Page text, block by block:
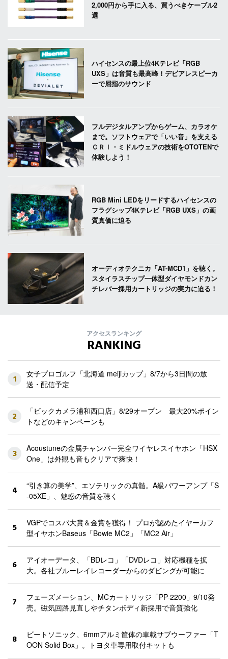
2,000円から手に入る、買うべきケーブル2
選
ハイセンスの最上位4Kテレビ「RGB
UXS」は音質も最高峰！デビアレスピーカ
ーで屈指のサウンド
フルデジタルアンプからゲーム、カラオケ
まで。ソフトウェアで「いい音」を支える
ＣＲＩ・ミドルウェアの技術をOTOTENで
体験しよう！
RGB Mini LEDをリードするハイセンスの
フラグシップ4Kテレビ「RGB UXS」の画
質真価に迫る
オーディオテクニカ「AT-MCD1」を聴く。
スタイラスチップ一体型ダイヤモンドカン
チレバー採用カートリッジの実力に迫る！
アクセスランキング
RANKING
1
女子プロゴルフ「北海道 meijiカップ」8/7から3日間の放
送・配信予定
2
「ビックカメラ浦和西口店」8/29オープン 最大20%ポイン
トなどのキャンペーンも
3
Acoustuneの金属チャンバー完全ワイヤレスイヤホン「HSX
One」は外観も音もクリアで爽快！
4
“引き算の美学”、エソテリックの真髄。A級パワーアンプ「S
-05XE」、魅惑の音質を聴く
5
VGPでコスパ大賞＆金賞を獲得！ プロが認めたイヤーカフ
型イヤホンBaseus「Bowie MC2」「MC2 Air」
6
アイオーデータ、「BDレコ」「DVDレコ」対応機種を拡
大。各社ブルーレイレコーダーからのダビングが可能に
7
フェーズメーション、MCカートリッジ「PP-2200」9/10発
売。磁気回路見直しやチタンボディ新採用で音質強化
8
ビートソニック、6mmアルミ筐体の車載サブウーファー「T
OON Solid Box」。トヨタ車専用取付キットも